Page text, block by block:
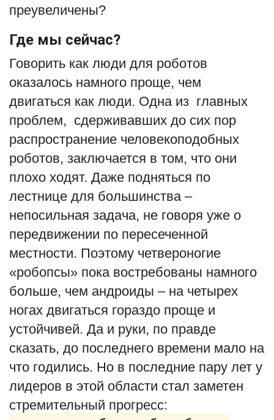
преувеличены?
Где мы сейчас?
Говорить как люди для роботов
оказалось намного проще, чем
двигаться как люди. Одна из главных
проблем, сдерживавших до сих пор
распространение человекоподобных
роботов, заключается в том, что они
плохо ходят. Даже подняться по
лестнице для большинства –
непосильная задача, не говоря уже о
передвижении по пересеченной
местности. Поэтому четвероногие
«робопсы» пока востребованы намного
больше, чем андроиды – на четырех
ногах двигаться гораздо проще и
устойчивей. Да и руки, по правде
сказать, до последнего времени мало на
что годились. Но в последние пару лет у
лидеров в этой области стал заметен
стремительный прогресс: